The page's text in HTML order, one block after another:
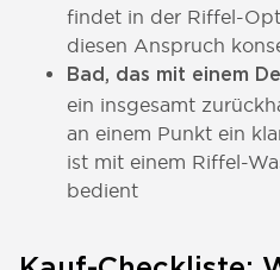
findet in der Riffel-
diesen Anspruch
Bad, das mit einem
ein insgesamt
an einem Punkt ein
ist mit einem Riffel-
bedient